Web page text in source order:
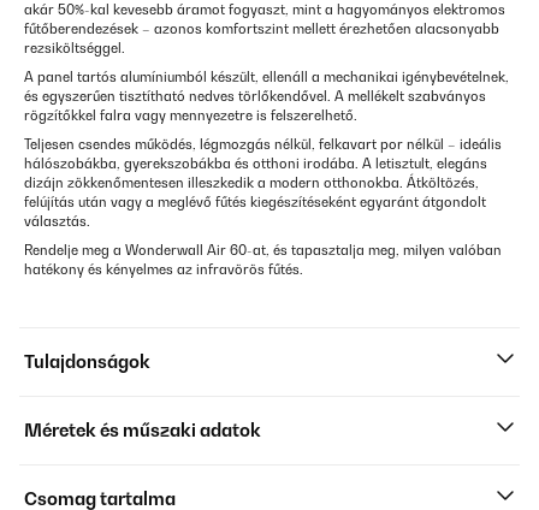
akár 50%-kal kevesebb áramot fogyaszt, mint a hagyományos elektromos
fűtőberendezések – azonos komfortszint mellett érezhetően alacsonyabb
rezsiköltséggel.
A panel tartós alumíniumból készült, ellenáll a mechanikai igénybevételnek,
és egyszerűen tisztítható nedves törlőkendővel. A mellékelt szabványos
rögzítőkkel falra vagy mennyezetre is felszerelhető.
Teljesen csendes működés, légmozgás nélkül, felkavart por nélkül – ideális
hálószobákba, gyerekszobákba és otthoni irodába. A letisztult, elegáns
dizájn zökkenőmentesen illeszkedik a modern otthonokba. Átköltözés,
felújítás után vagy a meglévő fűtés kiegészítéseként egyaránt átgondolt
választás.
Rendelje meg a Wonderwall Air 60-at, és tapasztalja meg, milyen valóban
hatékony és kényelmes az infravörös fűtés.
Tulajdonságok
Méretek és műszaki adatok
Csomag tartalma